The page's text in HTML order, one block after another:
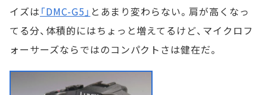
イズは 「DMC-G5」 とあまり変わらない。肩が高くなっ
てる分、体積的にはちょっと増えてるけど、マイクロフ
ォーサーズならではのコンパクトさは健在だ。